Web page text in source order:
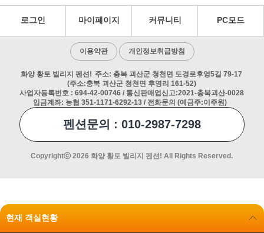
로그인 마이페이지 커뮤니티 PC모드
이용약관 개인정보취급방침
화양 황토 빌리지 펜션! 주소: 충북 괴산군 청천면 도경로후영5길 79-17
(주소:충북 괴산군 청천면 후영리 161-52)
사업자등록번호 : 694-42-00746 / 통신판매업신고:2021-충북괴산-0028
입금계좌: 농협 351-1171-6292-13 / 전화문의 (예금주:이주원)
펜션문의 : 010-2987-7298
Copyrightⓒ 2026 화양 황토 빌리지 펜션! All Rights Reserved.
현재 객실현황